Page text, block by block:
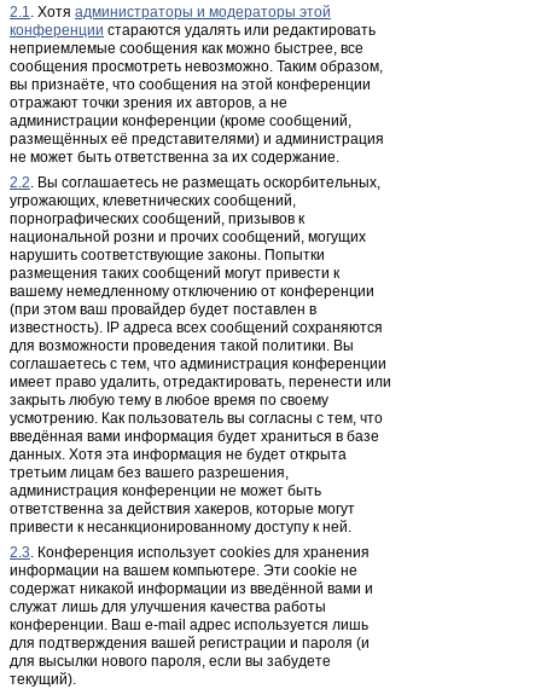
2.1. Хотя администраторы и модераторы этой
конференции стараются удалять или редактировать
неприемлемые сообщения как можно быстрее, все
сообщения просмотреть невозможно. Таким образом,
вы признаёте, что сообщения на этой конференции
отражают точки зрения их авторов, а не
администрации конференции (кроме сообщений,
размещённых её представителями) и администрация
не может быть ответственна за их содержание.
2.2. Вы соглашаетесь не размещать оскорбительных,
угрожающих, клеветнических сообщений,
порнографических сообщений, призывов к
национальной розни и прочих сообщений, могущих
нарушить соответствующие законы. Попытки
размещения таких сообщений могут привести к
вашему немедленному отключению от конференции
(при этом ваш провайдер будет поставлен в
известность). IP адреса всех сообщений сохраняются
для возможности проведения такой политики. Вы
соглашаетесь с тем, что администрация конференции
имеет право удалить, отредактировать, перенести или
закрыть любую тему в любое время по своему
усмотрению. Как пользователь вы согласны с тем, что
введённая вами информация будет храниться в базе
данных. Хотя эта информация не будет открыта
третьим лицам без вашего разрешения,
администрация конференции не может быть
ответственна за действия хакеров, которые могут
привести к несанкционированному доступу к ней.
2.3. Конференция использует cookies для хранения
информации на вашем компьютере. Эти cookie не
содержат никакой информации из введённой вами и
служат лишь для улучшения качества работы
конференции. Ваш e-mail адрес используется лишь
для подтверждения вашей регистрации и пароля (и
для высылки нового пароля, если вы забудете
текущий).